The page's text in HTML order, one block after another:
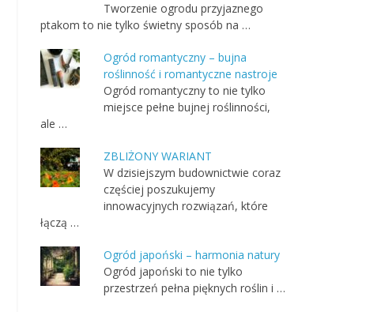
Tworzenie ogrodu przyjaznego
ptakom to nie tylko świetny sposób na …
Ogród romantyczny – bujna
roślinność i romantyczne nastroje
Ogród romantyczny to nie tylko
miejsce pełne bujnej roślinności,
ale …
ZBLIŻONY WARIANT
W dzisiejszym budownictwie coraz
częściej poszukujemy
innowacyjnych rozwiązań, które
łączą …
Ogród japoński – harmonia natury
Ogród japoński to nie tylko
przestrzeń pełna pięknych roślin i …